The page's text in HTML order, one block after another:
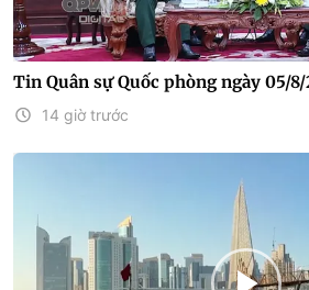
Tin Quân sự Quốc phòng ngày 05/
14 giờ trước